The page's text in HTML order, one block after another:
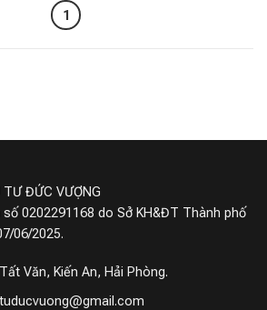
1
ĐỨC VƯỢNG
0202291168 do Sở KH&ĐT Thành phố
06/2025.
Văn, Kiến An, Hải Phòng.